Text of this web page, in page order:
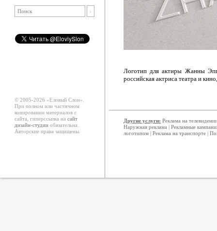
Логотип для актиры Жанны
российская актриса театра и
© 2005-2026 «Еловый Cлон».
При полном или частичном
копировании материалов с
сайта, гиперссылка на сайт
дизайн-студии обязательна.
Авторские права защищены.
Другие услуги: Реклама на
Наружная реклама
Рекламные
логотипом
Реклама на транспорте